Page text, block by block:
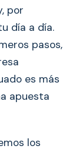
por
día a día.
pasos,
es más
apuesta
los